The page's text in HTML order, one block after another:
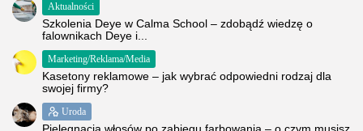
Aktualności
Szkolenia Deye w Calma School – zdobądź wiedzę o
falownikach Deye i...
Marketing/Reklama/Media
Kasetony reklamowe – jak wybrać odpowiedni rodzaj dla
swojej firmy?
Uroda